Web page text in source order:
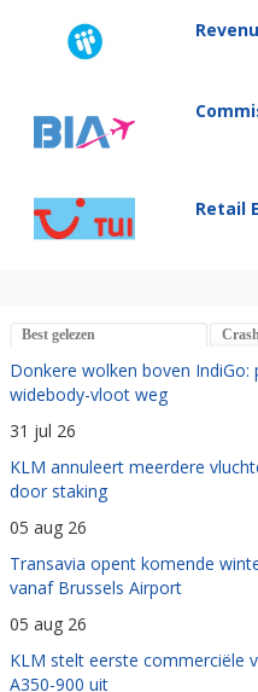
Retail
Best gelezen
Donkere wolken boven
widebody-vloot weg
31 jul 26
KLM annuleert meerdere
door staking
05 aug 26
Transavia opent komende
vanaf Brussels Airport
05 aug 26
KLM stelt eerste commerciële
A350-900 uit